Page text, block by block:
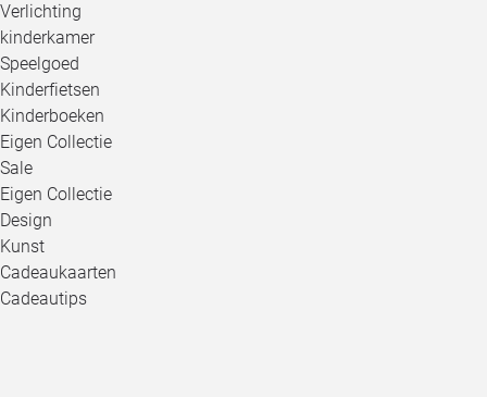
Verlichting
kinderkamer
Speelgoed
Kinderfietsen
Kinderboeken
Eigen Collectie
Sale
Eigen Collectie
Design
Kunst
Cadeaukaarten
Cadeautips